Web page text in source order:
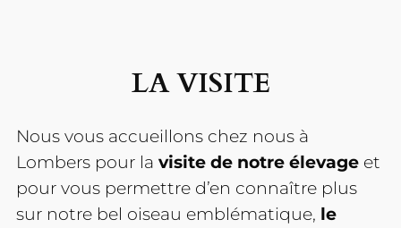
LA VISITE
Nous vous accueillons chez nous à
Lombers pour la visite de notre élevage et
pour vous permettre d’en connaître plus
sur notre bel oiseau emblématique, le